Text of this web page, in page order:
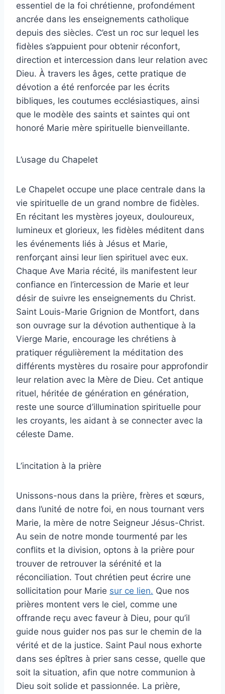
essentiel de la foi chrétienne, profondément
ancrée dans les enseignements catholique
depuis des siècles. C’est un roc sur lequel les
fidèles s’appuient pour obtenir réconfort,
direction et intercession dans leur relation avec
Dieu. À travers les âges, cette pratique de
dévotion a été renforcée par les écrits
bibliques, les coutumes ecclésiastiques, ainsi
que le modèle des saints et saintes qui ont
honoré Marie mère spirituelle bienveillante.
L’usage du Chapelet
Le Chapelet occupe une place centrale dans la
vie spirituelle de un grand nombre de fidèles.
En récitant les mystères joyeux, douloureux,
lumineux et glorieux, les fidèles méditent dans
les événements liés à Jésus et Marie,
renforçant ainsi leur lien spirituel avec eux.
Chaque Ave Maria récité, ils manifestent leur
confiance en l’intercession de Marie et leur
désir de suivre les enseignements du Christ.
Saint Louis-Marie Grignion de Montfort, dans
son ouvrage sur la dévotion authentique à la
Vierge Marie, encourage les chrétiens à
pratiquer régulièrement la méditation des
différents mystères du rosaire pour approfondir
leur relation avec la Mère de Dieu. Cet antique
rituel, héritée de génération en génération,
reste une source d’illumination spirituelle pour
les croyants, les aidant à se connecter avec la
céleste Dame.
L’incitation à la prière
Unissons-nous dans la prière, frères et sœurs,
dans l’unité de notre foi, en nous tournant vers
Marie, la mère de notre Seigneur Jésus-Christ.
Au sein de notre monde tourmenté par les
conflits et la division, optons à la prière pour
trouver de retrouver la sérénité et la
réconciliation. Tout chrétien peut écrire une
sollicitation pour Marie sur ce lien. Que nos
prières montent vers le ciel, comme une
offrande reçu avec faveur à Dieu, pour qu’il
guide nous guider nos pas sur le chemin de la
vérité et de la justice. Saint Paul nous exhorte
dans ses épîtres à prier sans cesse, quelle que
soit la situation, afin que notre communion à
Dieu soit solide et passionnée. La prière,